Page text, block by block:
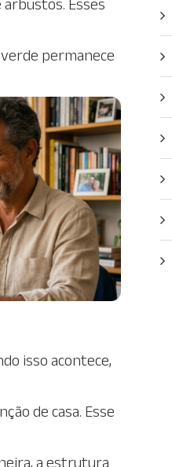
Esses
permanece
isso acontece,
de casa. Esse
a estrutura